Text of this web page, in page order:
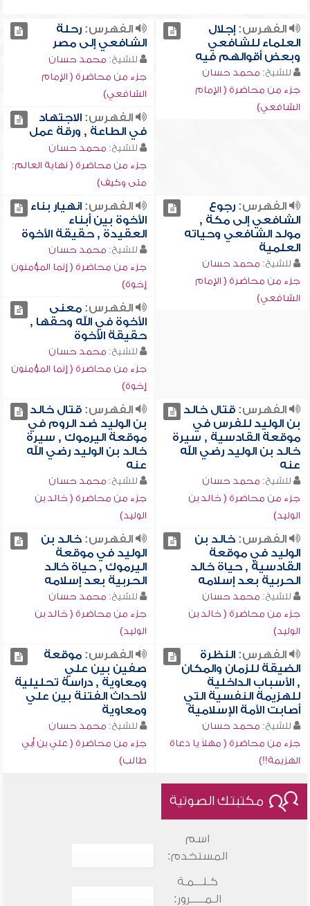
الفهرس:إجلال
العلماء للشافعي
وبعض أقوالهم فيه
للشيخ: محمد حسان
جزء من محاضرة ( الإمام
الشافعي)
الفهرس:رحلة
الشافعي إلى مصر
للشيخ: محمد حسان
جزء من محاضرة ( الإمام
الشافعي)
الفهرس:الاجتهاد
في الطاعة , ورقة عمل
للشيخ: محمد حسان
جزء من محاضرة ( نهاية العالم:
متى وكيف)
الفهرس:رجوع
الشافعي إلى مكة ,
مولد الشافعي وحياته
العلمية
للشيخ: محمد حسان
جزء من محاضرة ( الإمام
الشافعي)
الفهرس:انهيار بناء
الأخوة بين أبناء
العقيدة , حقيقة الأخوة
للشيخ: محمد حسان
جزء من محاضرة ( إنما المؤمنون
إخوة)
الفهرس:معنى
الأخوة في الله وحقها ,
حقيقة الأخوة
للشيخ: محمد حسان
جزء من محاضرة ( إنما المؤمنون
إخوة)
الفهرس:قتال خالد
بن الوليد للفرس في
موقعة القادسية , سيرة
خالد بن الوليد رضي الله
عنه
للشيخ: محمد حسان
جزء من محاضرة ( خالد بن
الوليد)
الفهرس:قتال خالد
بن الوليد ضد الروم في
موقعة اليرموك , سيرة
خالد بن الوليد رضي الله
عنه
للشيخ: محمد حسان
جزء من محاضرة ( خالد بن
الوليد)
الفهرس:خالد بن
الوليد في موقعة
القادسية , حياة خالد
الحربية بعد إسلامه
للشيخ: محمد حسان
جزء من محاضرة ( خالد بن
الوليد)
الفهرس:خالد بن
الوليد في موقعة
اليرموك , حياة خالد
الحربية بعد إسلامه
للشيخ: محمد حسان
جزء من محاضرة ( خالد بن
الوليد)
الفهرس:النظرة
الضيقة للزمان والمكان
, الأسباب الداخلية
للهزيمة النفسية التي
أصابت الأمة الإسلامية
للشيخ: محمد حسان
جزء من محاضرة ( مهلاً يا دعاة
الهزيمة!!)
الفهرس:موقعة
صفين بين علي
ومعاوية , دراسة تحليلية
لأحداث الفتنة بين علي
ومعاوية
للشيخ: محمد حسان
جزء من محاضرة ( علي بن أبي
طالب)
مكتبتك الصوتية
اسم
المستخدم:
كـلـــمـة
الـمـــــرور: